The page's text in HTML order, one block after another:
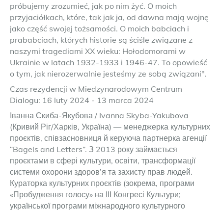
próbujemy zrozumieć, jak po nim żyć. O moich
przyjaciółkach, które, tak jak ja, od dawna mają wojnę
jako część swojej tożsamości. O moich babciach i
prababciach, których historie są ściśle związane z
naszymi tragediami XX wieku: Hołodomorami w
Ukrainie w latach 1932-1933 i 1946-47. To opowieść
o tym, jak nierozerwalnie jesteśmy ze sobą związani".
Czas rezydencji w Miedzynarodowym Centrum
Dialogu: 16 luty 2024 - 13 marca 2024
Іванна Скиба-Якубова / Ivanna Skyba-Yakubova
(Кривий Ріг/Харків, Україна) — менеджерка культурних
проєктів, співзасновниця й керуюча партнерка агенції
“Bagels and Letters”. З 2013 року займається
проєктами в сфері культури, освіти, трансформації
системи охорони здоров’я та захисту прав людей.
Кураторка культурних проєктів (зокрема, програми
«Пробудження голосу» на ІІІ Конгресі Культури;
української програми міжнародного культурного